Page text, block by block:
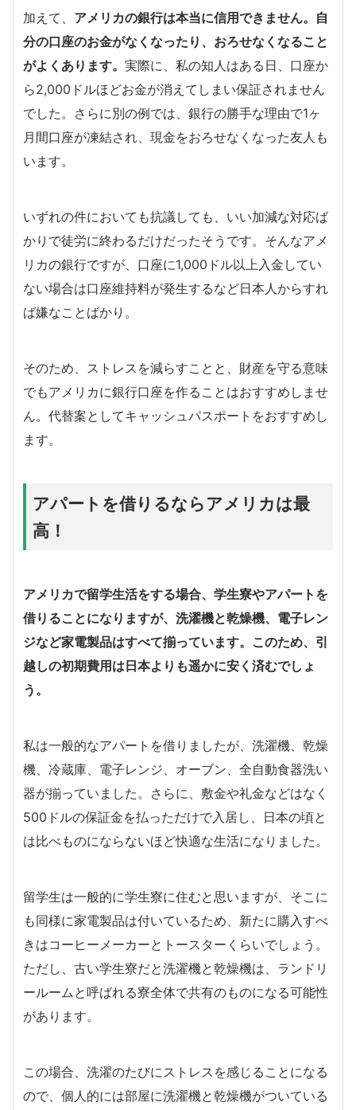
加えて、 アメリカの銀行は本当に信用できません。自
分の口座のお金がなくなったり、おろせなくなること
がよくあります。 実際に、私の知人はある日、口座か
ら2,000ドルほどお金が消えてしまい保証されません
でした。さらに別の例では、銀行の勝手な理由で1ヶ
月間口座が凍結され、現金をおろせなくなった友人も
います。
いずれの件においても抗議しても、いい加減な対応ば
かりで徒労に終わるだけだったそうです。そんなアメ
リカの銀行ですが、口座に1,000ドル以上入金してい
ない場合は口座維持料が発生するなど日本人からすれ
ば嫌なことばかり。
そのため、ストレスを減らすことと、財産を守る意味
でもアメリカに銀行口座を作ることはおすすめしませ
ん。代替案としてキャッシュパスポートをおすすめし
ます。
アパートを借りるならアメリカは最
高！
アメリカで留学生活をする場合、学生寮やアパートを
借りることになりますが、洗濯機と乾燥機、電子レン
ジなど家電製品はすべて揃っています。このため、引
越しの初期費用は日本よりも遥かに安く済むでしょ
う。
私は一般的なアパートを借りましたが、洗濯機、乾燥
機、冷蔵庫、電子レンジ、オーブン、全自動食器洗い
器が揃っていました。さらに、敷金や礼金などはなく
500ドルの保証金を払っただけで入居し、日本の頃と
は比べものにならないほど快適な生活になりました。
留学生は一般的に学生寮に住むと思いますが、そこに
も同様に家電製品は付いているため、新たに購入すべ
きはコーヒーメーカーとトースターくらいでしょう。
ただし、古い学生寮だと洗濯機と乾燥機は、ランドリ
ールームと呼ばれる寮全体で共有のものになる可能性
があります。
この場合、洗濯のたびにストレスを感じることになる
ので、個人的には部屋に洗濯機と乾燥機がついている